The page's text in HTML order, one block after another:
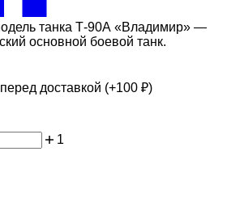
танка Т-90А «Владимир» —
основной боевой танк.
доставкой (+100 ₽)
1